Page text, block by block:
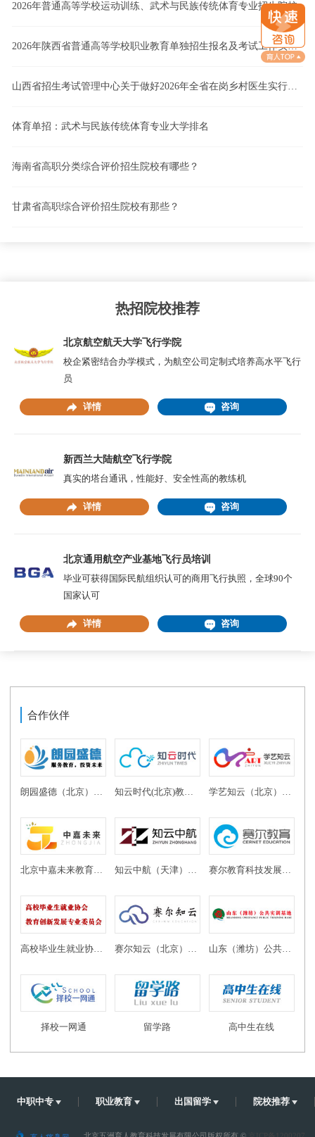
2026年普通高等学校运动训练、武术与民族传统体育专业招生院校
2026年陕西省普通高等学校职业教育单独招生报名及考试工作实施办法
山西省招生考试管理中心关于做好2026年全省在岗乡村医生实行高职院校单独招生工作的通知
体育单招：武术与民族传统体育专业大学排名
海南省高职分类综合评价招生院校有哪些？
甘肃省高职综合评价招生院校有那些？
热招院校推荐
北京航空航天大学飞行学院
校企紧密结合办学模式，为航空公司定制式培养高水平飞行
员
详情 咨询
新西兰大陆航空飞行学院
真实的塔台通讯，性能好、安全性高的教练机
详情 咨询
北京通用航空产业基地飞行员培训
毕业可获得国际民航组织认可的商用飞行执照，全球90个
国家认可
详情 咨询
合作伙伴
北京中嘉未来教育科技有限公司 知云中航（天津）教育科技有限公司 赛尔教育科技发展有限公司
山东（潍坊）公共实训基地
择校一网通 留学路 高中生在线
中职中专 职业教育 出国留学 院校推荐